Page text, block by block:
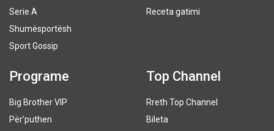
Serie A
Shumësportësh
Sport Gossip
Receta gatimi
Programe
Big Brother VIP
Për’puthen
Top Channel
Rreth Top Channel
Bileta